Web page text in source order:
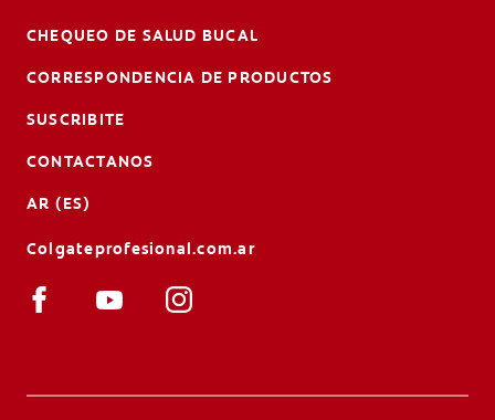
CHEQUEO DE SALUD BUCAL
CORRESPONDENCIA DE PRODUCTOS
SUSCRIBITE
CONTACTANOS
AR (ES)
Colgateprofesional.com.ar